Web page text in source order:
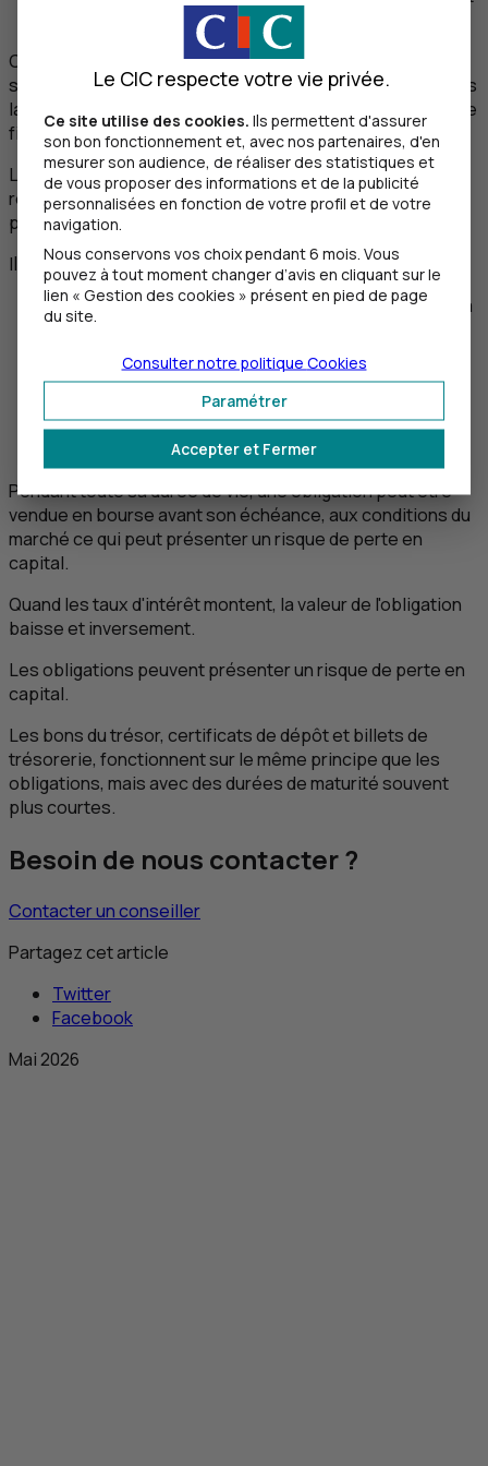
Chaque émetteur d'obligation reçoit une note qui évalue
sa capacité à rembourser et honorer ses obligations. Plus
la note est bonne, plus l'emprunteur est considéré comme
fiable et moins le taux de rémunération offert sera élevé.
Le taux d'intérêt, aussi appelé coupon, correspond à la
rémunération que touche régulièrement l'investisseur
pendant toute la durée de l'obligation.
Il existe 3 types d'obligation :
à taux fixe : l'investisseur sait exactement ce qu'il va
percevoir ;
à taux variable : les taux évoluent en fonction des
taux pratiqués sur le marché ;
à taux zéro : l'investisseur ne perçoit pas d'intérêt
mais l'obligation est achetée moins chère que sa
valeur de remboursement.
Pendant toute sa durée de vie, une obligation peut être
vendue en bourse avant son échéance, aux conditions du
marché ce qui peut présenter un risque de perte en
capital.
Quand les taux d'intérêt montent, la valeur de l'obligation
baisse et inversement.
Les obligations peuvent présenter un risque de perte en
capital.
Les bons du trésor, certificats de dépôt et billets de
trésorerie, fonctionnent sur le même principe que les
obligations, mais avec des durées de maturité souvent
plus courtes.
Besoin de nous contacter ?
Contacter un conseiller
Partagez cet article
Twitter
Facebook
Mai 2026
Le CIC respecte votre vie privée.
Ce site utilise des cookies. Ils permettent d'assurer
son bon fonctionnement et, avec nos partenaires, d'en
mesurer son audience, de réaliser des statistiques et
de vous proposer des informations et de la publicité
personnalisées en fonction de votre profil et de votre
navigation.
Nous conservons vos choix pendant 6 mois. Vous
pouvez à tout moment changer d’avis en cliquant sur le
lien « Gestion des cookies » présent en pied de page
du site.
Accepter et Fermer
Paramétrer
Consulter notre politique Cookies